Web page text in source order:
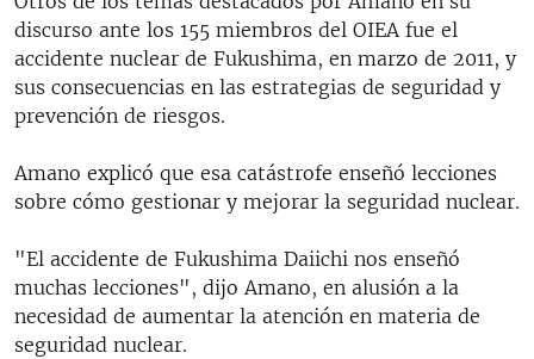
discurso ante los 155 miembros del OIEA fue el
accidente nuclear de Fukushima, en marzo de 2011, y
sus consecuencias en las estrategias de seguridad y
prevención de riesgos.
Amano explicó que esa catástrofe enseñó lecciones
sobre cómo gestionar y mejorar la seguridad nuclear.
"El accidente de Fukushima Daiichi nos enseñó
muchas lecciones", dijo Amano, en alusión a la
necesidad de aumentar la atención en materia de
seguridad nuclear.